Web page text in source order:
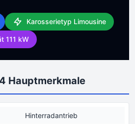
Karosserietyp Limousine
111 kW
Hauptmerkmale
Hinterradantrieb